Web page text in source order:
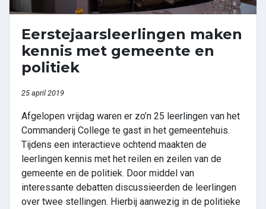
Eerstejaarsleerlingen maken
kennis met gemeente en
politiek
25 april 2019
Afgelopen vrijdag waren er zo’n 25 leerlingen van het
Commanderij College te gast in het gemeentehuis.
Tijdens een interactieve ochtend maakten de
leerlingen kennis met het reilen en zeilen van de
gemeente en de politiek. Door middel van
interessante debatten discussieerden de leerlingen
over twee stellingen. Hierbij aanwezig in de politieke